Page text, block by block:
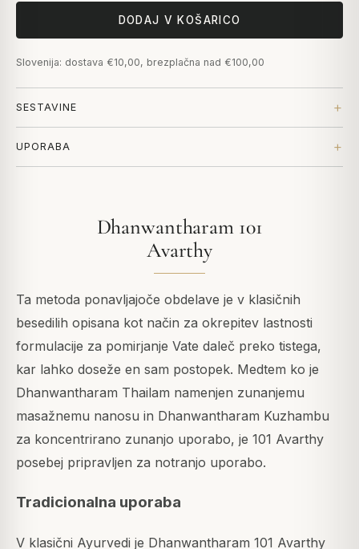
DODAJ V KOŠARICO
Slovenija: dostava €10,00, brezplačna nad €100,00
SESTAVINE
UPORABA
Dhanwantharam 101
Avarthy
Ta metoda ponavljajoče obdelave je v klasičnih
besedilih opisana kot način za okrepitev lastnosti
formulacije za pomirjanje Vate daleč preko tistega,
kar lahko doseže en sam postopek. Medtem ko je
Dhanwantharam Thailam namenjen zunanjemu
masažnemu nanosu in Dhanwantharam Kuzhambu
za koncentrirano zunanjo uporabo, je 101 Avarthy
posebej pripravljen za notranjo uporabo.
Tradicionalna uporaba
V klasični Ayurvedi je Dhanwantharam 101 Avarthy